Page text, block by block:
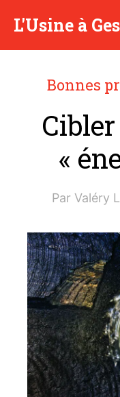
L'Usine à Ges
Bonnes
«
Par Valéry